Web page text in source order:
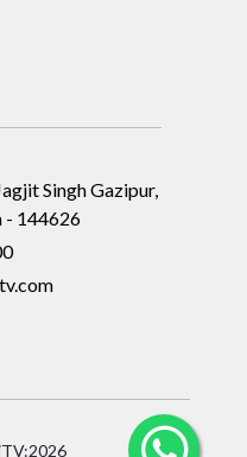
Singh Gazipur,
- 144626